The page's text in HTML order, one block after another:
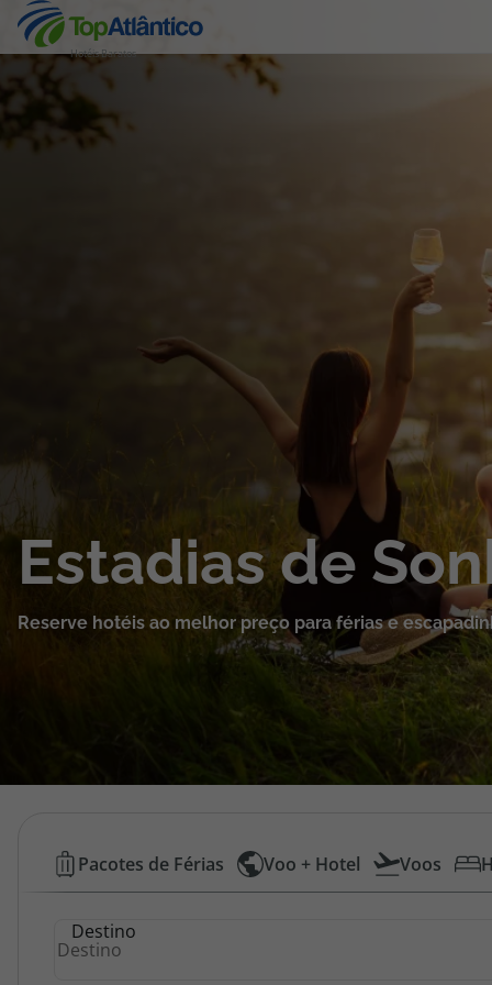
Hotéis Baratos
Destinos
Pacotes de Férias
Cruzeiros
Promoções
Área de Cliente
Estadias de
Reserve hotéis ao melhor preço para férias e
Hotéis
Baratos
Pacotes de Férias Voo + Hotel Voos
Destino